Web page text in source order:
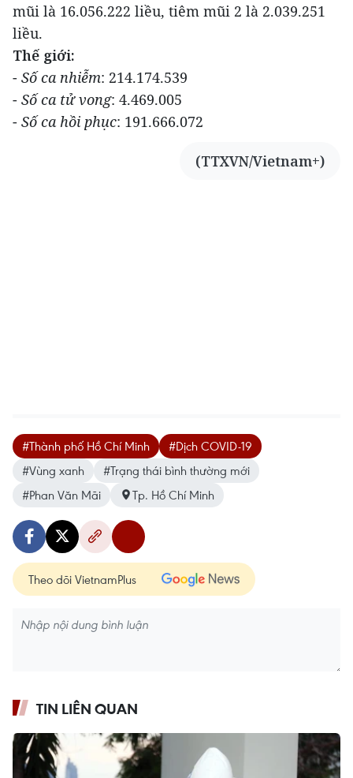
mũi là 16.056.222 liều, tiêm mũi 2 là 2.039.251
liều.
Thế giới:
- Số ca nhiễm: 214.174.539
- Số ca tử vong: 4.469.005
- Số ca hồi phục: 191.666.072
(TTXVN/Vietnam+)
#Thành phố Hồ Chí Minh
#Dịch COVID-19
#Vùng xanh
#Trạng thái bình thường mới
#Phan Văn Mãi
Tp. Hồ Chí Minh
Theo dõi VietnamPlus
TIN LIÊN QUAN